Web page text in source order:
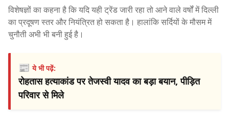
विशेषज्ञों का कहना है कि यदि यही ट्रेंड जारी रहा तो आने वाले वर्षों में दिल्ली
का प्रदूषण स्तर और नियंत्रित हो सकता है। हालांकि सर्दियों के मौसम में
चुनौती अभी भी बनी हुई है।
📰ये भी पढ़ें:
रोहतास हत्याकांड पर तेजस्वी यादव का बड़ा बयान, पीड़ित
परिवार से मिले